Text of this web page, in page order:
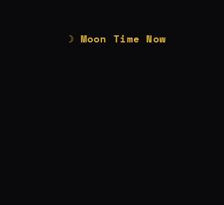
☽ Moon Time Now